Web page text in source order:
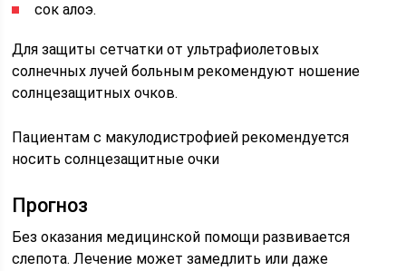
сок алоэ.
Для защиты сетчатки от ультрафиолетовых
солнечных лучей больным рекомендуют ношение
солнцезащитных очков.
Пациентам с макулодистрофией рекомендуется
носить солнцезащитные очки
Прогноз
Без оказания медицинской помощи развивается
слепота. Лечение может замедлить или даже